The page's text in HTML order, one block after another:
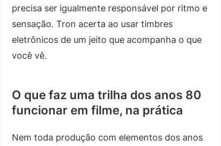
precisa ser igualmente responsável por ritmo e
sensação. Tron acerta ao usar timbres
eletrônicos de um jeito que acompanha o que
você vê.
O que faz uma trilha dos anos 80
funcionar em filme, na prática
Nem toda produção com elementos dos anos